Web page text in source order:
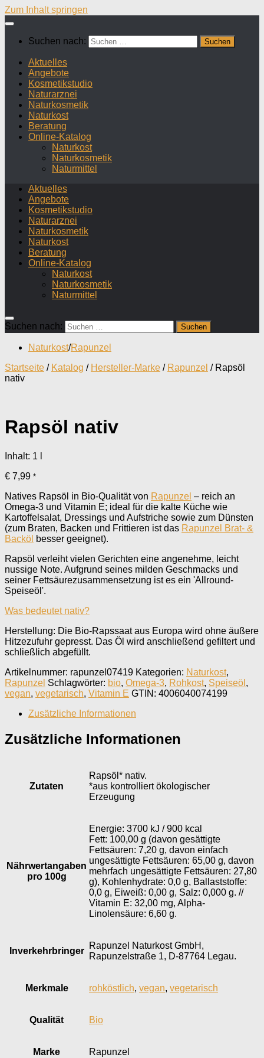
Zum Inhalt springen
Suchen nach:
Aktuelles
Angebote
Kosmetikstudio
Naturarznei
Naturkosmetik
Naturkost
Beratung
Online-Katalog
Naturkost
Naturkosmetik
Naturmittel
Aktuelles
Angebote
Kosmetikstudio
Naturarznei
Naturkosmetik
Naturkost
Beratung
Online-Katalog
Naturkost
Naturkosmetik
Naturmittel
Suchen nach:
Naturkost/Rapunzel
Startseite / Katalog / Hersteller-Marke / Rapunzel / Rapsöl
nativ
Rapsöl nativ
Inhalt: 1
€ 7,99 *
Natives Rapsöl in Bio-Qualität von Rapunzel – reich an
Omega-3 und Vitamin E; ideal für die kalte Küche wie
Kartoffelsalat, Dressings und Aufstriche sowie zum Dünsten
(zum Braten, Backen und Frittieren ist das Rapunzel Brat- &
Backöl besser geeignet).
Rapsöl verleiht vielen Gerichten eine angenehme, leicht
nussige Note. Aufgrund seines milden Geschmacks und
seiner Fettsäurezusammensetzung ist es ein 'Allround-
Speiseöl'.
Was bedeutet nativ?
Herstellung: Die Bio-Rapssaat aus Europa wird ohne äußere
Hitzezufuhr gepresst. Das Öl wird anschließend gefiltert und
schließlich abgefüllt.
Artikelnummer: rapunzel07419 Kategorien: Naturkost,
Rapunzel Schlagwörter: bio, Omega-3, Rohkost, Speiseöl ,
vegan, vegetarisch, Vitamin E GTIN: 4006040074199
Zusätzliche Informationen
Zusätzliche Informationen
Zutaten
Rapsöl* nativ.
*aus kontrolliert ökologischer
Erzeugung
Nährwertangaben
pro 100g
Energie: 3700 kJ / 900 kcal
Fett: 100,00 g (davon gesättigte
Fettsäuren: 7,20 g, davon einfach
ungesättigte Fettsäuren: 65,00 g, davon
mehrfach ungesättigte Fettsäuren: 27,80
g), Kohlenhydrate: 0,0 g, Ballaststoffe:
0,0 g, Eiweiß: 0,00 g, Salz: 0,000 g. //
Vitamin E: 32,00 mg, Alpha-
Linolensäure: 6,60 g.
Inverkehr­bringer
Rapunzel Naturkost GmbH,
Rapunzelstraße 1, D-87764 Legau.
Merkmale rohköstlich, vegan, vegetarisch
Qualität Bio
Marke Rapunzel